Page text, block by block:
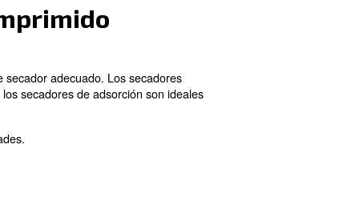
de aire
vibraciones inusuales son señales de que los
refrigeración en los secadores frigoríficos o una